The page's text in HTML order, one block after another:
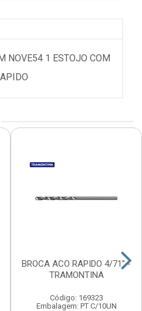
NOVE54 1 ESTOJO COM
BROCA ACO RAPIDO 4/71” -
TRAMONTINA
Código: 169323
Embalagem: PT C/10UN